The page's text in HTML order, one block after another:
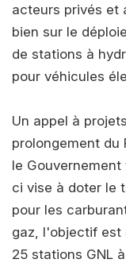
acteurs privés et
bien sur le
de stations à
pour véhicules
Un appel à
prolongement du
le Gouvernement
ci vise à doter le
pour les
gaz, l'objectif est
25 stations GNL